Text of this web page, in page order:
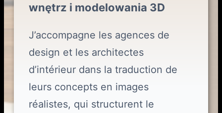
wnętrz i modelowania 3D
J’accompagne les agences de
design et les architectes
d’intérieur dans la traduction de
leurs concepts en images
réalistes, qui structurent le